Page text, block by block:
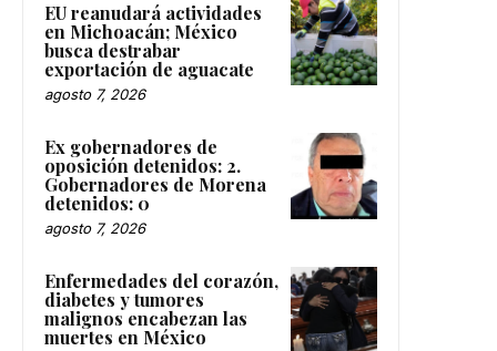
EU reanudará actividades
en Michoacán; México
busca destrabar
exportación de aguacate
agosto 7, 2026
Ex gobernadores de
oposición detenidos: 2.
Gobernadores de Morena
detenidos: 0
agosto 7, 2026
Enfermedades del corazón,
diabetes y tumores
malignos encabezan las
muertes en México